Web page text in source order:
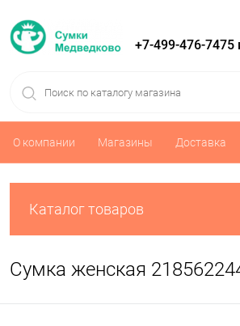
+7-499-476-7475
О компании Магазины Доставка
Каталог товаров
Сумка женская